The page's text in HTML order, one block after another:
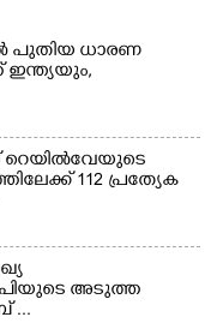
പുതിയ ധാരണ
112 പ്രത്യേക
അടുത്ത
...